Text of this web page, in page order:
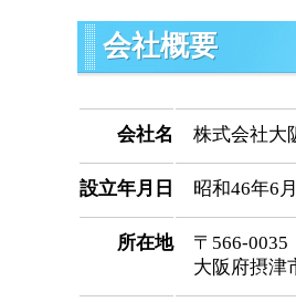
会社概要
会社名 株式会社大
設立年月日 昭和46年6
所在地
〒566-0035
大阪府摂津